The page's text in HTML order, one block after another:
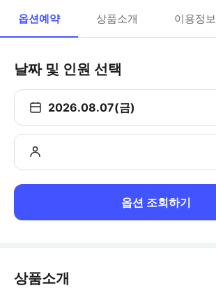
옵션예약 상품소개 이용정보
날짜 및 인원 선택
2026.08.07(금)
옵션 조회하기
상품소개